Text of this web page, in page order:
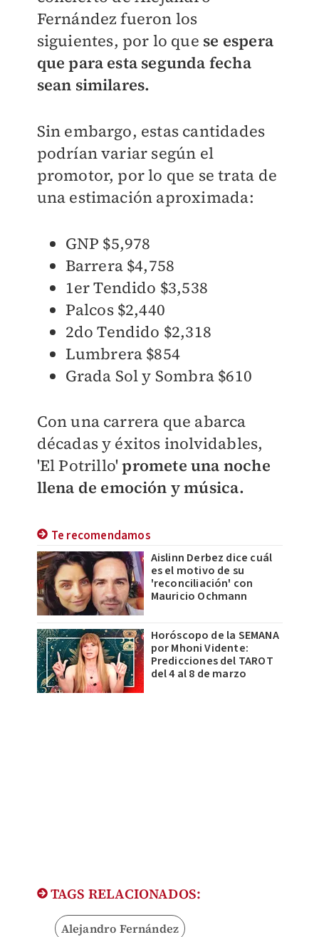
Fernández fueron los
siguientes, por lo que se espera
que para esta segunda fecha
sean similares.
Sin embargo, estas cantidades
podrían variar según el
promotor, por lo que se trata de
una estimación aproximada:
GNP $5,978
Barrera $4,758
1er Tendido $3,538
Palcos $2,440
2do Tendido $2,318
Lumbrera $854
Grada Sol y Sombra $610
Con una carrera que abarca
décadas y éxitos inolvidables,
'El Potrillo'promete una noche
llena de emoción y música.
Te recomendamos
Aislinn Derbez dice cuál
es el motivo de su
'reconciliación' con
Mauricio Ochmann
Horóscopo de la SEMANA
por Mhoni Vidente:
Predicciones del TAROT
del 4 al 8 de marzo
TAGS RELACIONADOS:
Alejandro Fernández